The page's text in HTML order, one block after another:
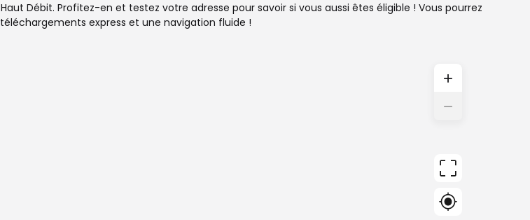
Débit. Profitez-en et testez votre adresse pour savoir si vous aussi êtes éligible ! Vous pourrez
express et une navigation fluide !
+
−